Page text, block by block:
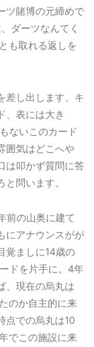
ツ賭博の元締めで
ダーツなんてく
も取れる返しを
差し出します、キ
、表には大き
ないこのカード
囲気はどこへや
は叩かず質問に答
問います。
前の山奥に建て
にアナウンスがが
覚ましに14歳の
ドを片手に。4年
、現在の烏丸は
のか自主的に来
点での烏丸は10
でこの施設に来